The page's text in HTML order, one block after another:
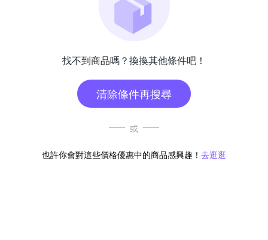
找不到商品嗎？換換其他條件吧！
清除條件再搜尋
或
也許你會對這些價格優惠中的商品感興趣！ 去逛逛